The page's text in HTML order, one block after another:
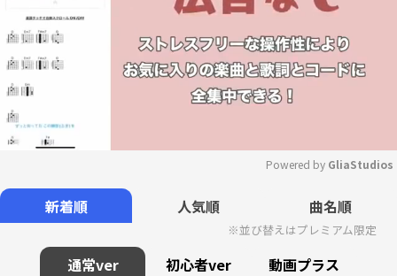
Mute
Powered by GliaStudios
新着順 人気順 曲名順
※並び替えはプレミアム限定
通常ver 初心者ver 動画プラス